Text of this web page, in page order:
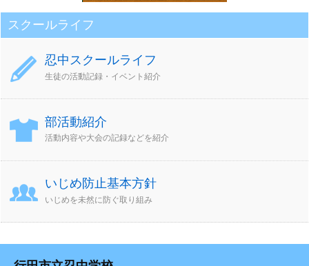
スクールライフ
忍中スクールライフ
生徒の活動記録・イベント紹介
部活動紹介
活動内容や大会の記録などを紹介
いじめ防止基本方針
いじめを未然に防ぐ取り組み